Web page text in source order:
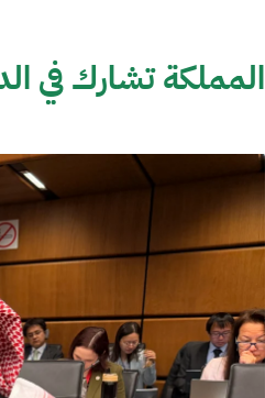
المملكة تشارك في الدورة 65 للجنة القانونية